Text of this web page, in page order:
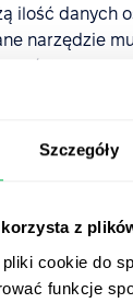
Szczegóły
z
cookie do
funkcje
ilość danych
narzędzie
HRM,
oddzielnym